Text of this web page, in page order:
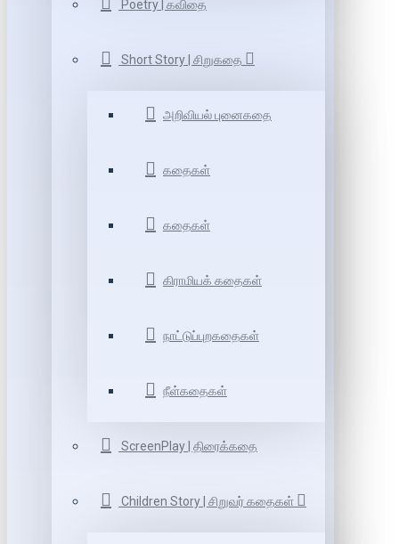
Poetry | கவிதை
Short Story | சிறுகதை
அறிவியல் புனைகதை
கதைகள்
கதைகள்
கிராமியக் கதைகள்
நாட்டுப்புறகதைகள்
நீள்கதைகள்
ScreenPlay | திரைக்கதை
Children Story | சிறுவர் கதைகள்